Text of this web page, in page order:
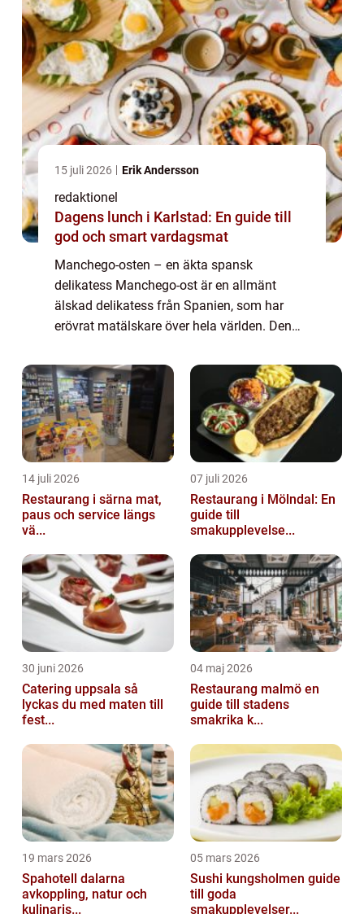
15 juli 2026 Erik Andersson
redaktionel
Dagens lunch i Karlstad: En guide till
god och smart vardagsmat
Manchego-osten – en äkta spansk
delikatess Manchego-ost är en allmänt
älskad delikatess från Spanien, som har
erövrat matälskare över hela världen. Den
smak och textur som skiljer den från andra
ostar...
14 juli 2026
Restaurang i särna mat,
paus och service längs
vä...
07 juli 2026
Restaurang i Mölndal: En
guide till
smakupplevelse...
30 juni 2026
Catering uppsala så
lyckas du med maten till
fest...
04 maj 2026
Restaurang malmö en
guide till stadens
smakrika k...
19 mars 2026
Spahotell dalarna
avkoppling, natur och
kulinaris...
05 mars 2026
Sushi kungsholmen guide
till goda
smakupplevelser...